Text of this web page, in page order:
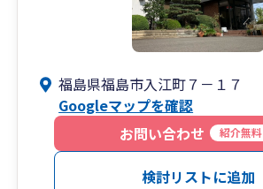
福島県福島市入江町７－１７
Googleマップを確認
お問い合わせ
紹介無料
検討リストに追加